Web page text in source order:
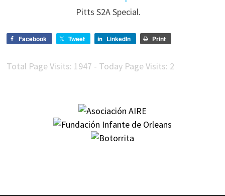
Pitts S2A Special.
Facebook Tweet LinkedIn Print
Total Page Visits: 1947 - Today Page Visits: 2